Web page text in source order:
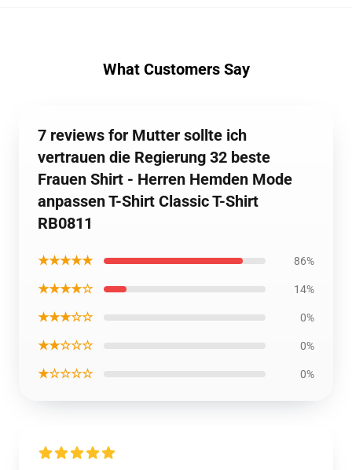
What Customers Say
7 reviews for Mutter sollte ich
vertrauen die Regierung 32 beste
Frauen Shirt - Herren Hemden Mode
anpassen T-Shirt Classic T-Shirt
RB0811
★★★★★ 86%
★★★★☆ 14%
★★★☆☆ 0%
★★☆☆☆ 0%
★☆☆☆☆ 0%